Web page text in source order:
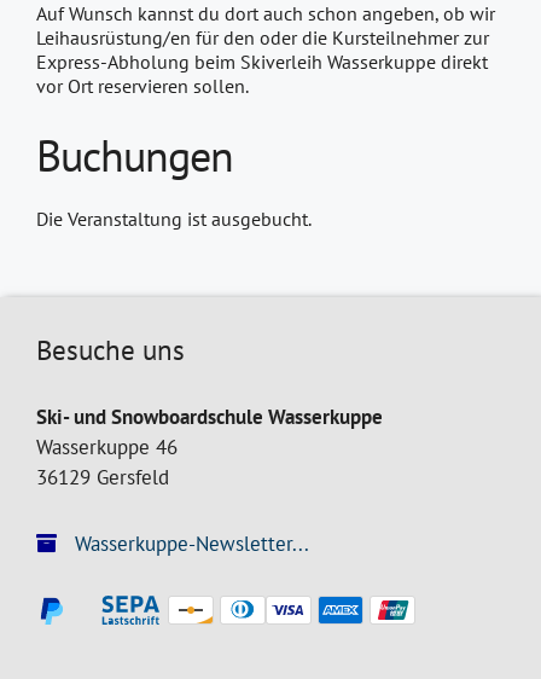
Auf Wunsch kannst du dort auch schon angeben, ob wir
Leihausrüstung/en für den oder die Kursteilnehmer zur
Express-Abholung beim Skiverleih Wasserkuppe direkt
vor Ort reservieren sollen.
Buchungen
Die Veranstaltung ist ausgebucht.
Besuche uns
Ski- und Snowboardschule Wasserkuppe
Wasserkuppe 46
36129 Gersfeld
Wasserkuppe-Newsletter...